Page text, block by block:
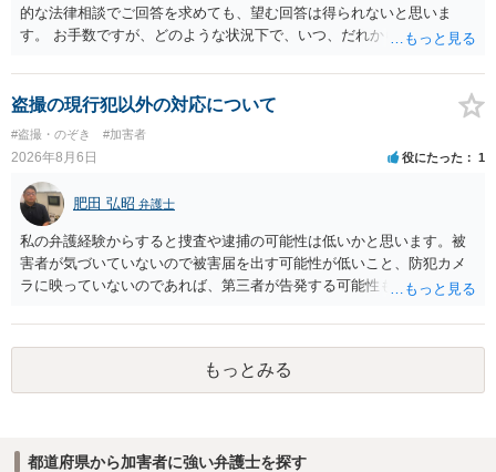
的な法律相談でご回答を求めても、望む回答は得られないと思いま
す。 お手数ですが、どのような状況下で、いつ、だれからどのような
の程度だと聞いているのかということについて、お近くで詳細な法律
相談を受けられたうえで対処方法を探された方がよいと思われます。
一般論でいえば、任意取り調べの場合、ＩＣレコーダーを持参して取
り調べ内容を録音することは必須だと考えます。
盗撮の現行犯以外の対応について
#盗撮・のぞき #加害者
2026年8月6日 役にたった 1
肥田 弘昭 弁護士
私の弁護経験からすると捜査や逮捕の可能性は低いかと思います。被
害者が気づいていないので被害届を出す可能性が低いこと、防犯カメ
ラに映っていないのであれば、第三者が告発する可能性も低いこと、
座る女性を盗撮(全体像写真1枚と5秒程度の動画)してしまいました。下
着や胸など強調したものではありません。」とありますが、少なくと
も捜査段階では性的姿態等撮影罪の被疑事実で逮捕勾留されるケース
が私の弁護経験では多くなった印象です（最終的には不起訴ないし各
もっとみる
都道府県から加害者に強い弁護士を探す